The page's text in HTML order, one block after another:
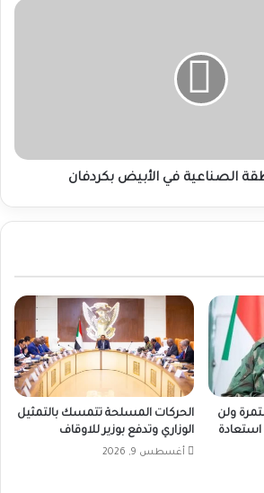
الصناعية في الأبيض بكردفان
ولن
استعادة
الحركات المسلحة تتمسك بالتمثيل
الوزاري وتدفع بوزير للاوقاف
أغسطس 9, 2026